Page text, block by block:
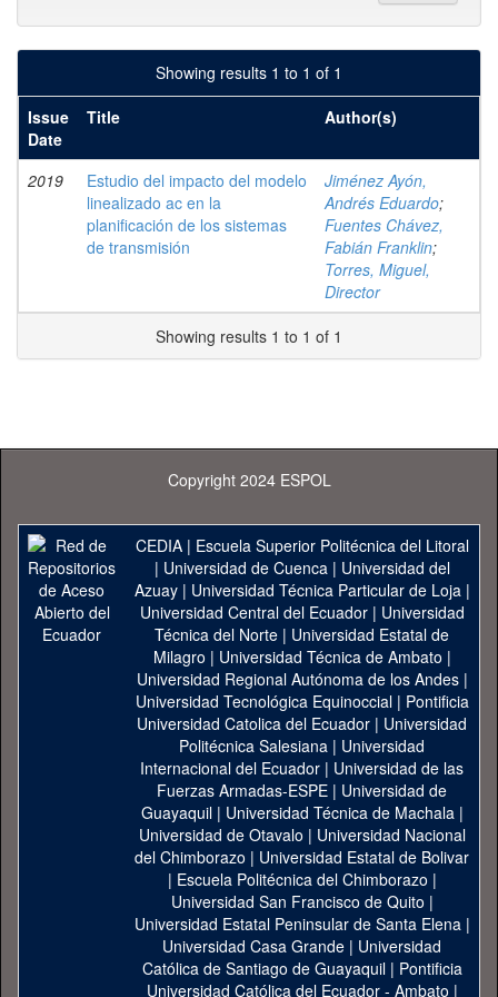
Showing results 1 to 1 of 1
Issue
Date
Title Author(s)
2019
Estudio del impacto del modelo
linealizado ac en la
planificación de los sistemas
de transmisión
Jiménez Ayón,
Andrés Eduardo;
Fuentes Chávez,
Fabián Franklin;
Torres, Miguel,
Director
Showing results 1 to 1 of 1
Copyright 2024 ESPOL
CEDIA| Escuela Superior Politécnica del Litoral
| Universidad de Cuenca| Universidad del
Azuay| Universidad Técnica Particular de Loja|
Universidad Central del Ecuador| Universidad
Técnica del Norte | Universidad Estatal de
Milagro | Universidad Técnica de Ambato |
Universidad Regional Autónoma de los Andes|
Universidad Tecnológica Equinoccial| Pontificia
Universidad Catolica del Ecuador | Universidad
Politécnica Salesiana | Universidad
Internacional del Ecuador | Universidad de las
Fuerzas Armadas-ESPE | Universidad de
Guayaquil| Universidad Técnica de Machala|
Universidad de Otavalo | Universidad Nacional
del Chimborazo | Universidad Estatal de Bolivar
| Escuela Politécnica del Chimborazo |
Universidad San Francisco de Quito |
Universidad Estatal Peninsular de Santa Elena|
Universidad Casa Grande | Universidad
Católica de Santiago de Guayaquil| Pontificia
Universidad Católica del Ecuador - Ambato |